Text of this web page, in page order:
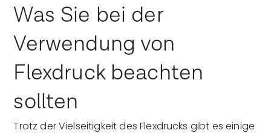
Was Sie bei der
Verwendung von
Flexdruck beachten
sollten
Trotz der Vielseitigkeit des Flexdrucks gibt es einige